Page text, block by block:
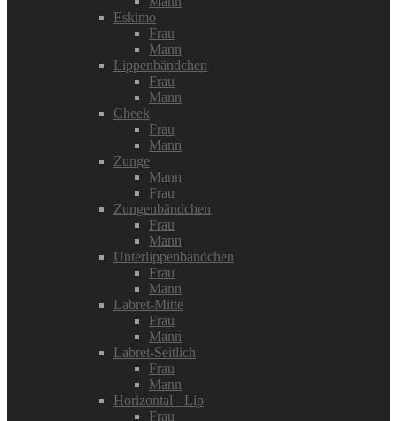
Eskimo
Frau
Mann
Lippenbändchen
Frau
Mann
Cheek
Frau
Mann
Zunge
Mann
Frau
Zungenbändchen
Frau
Mann
Unterlippenbändchen
Frau
Mann
Labret-Mitte
Frau
Mann
Labret-Seitlich
Frau
Mann
Horizontal - Lip
Frau